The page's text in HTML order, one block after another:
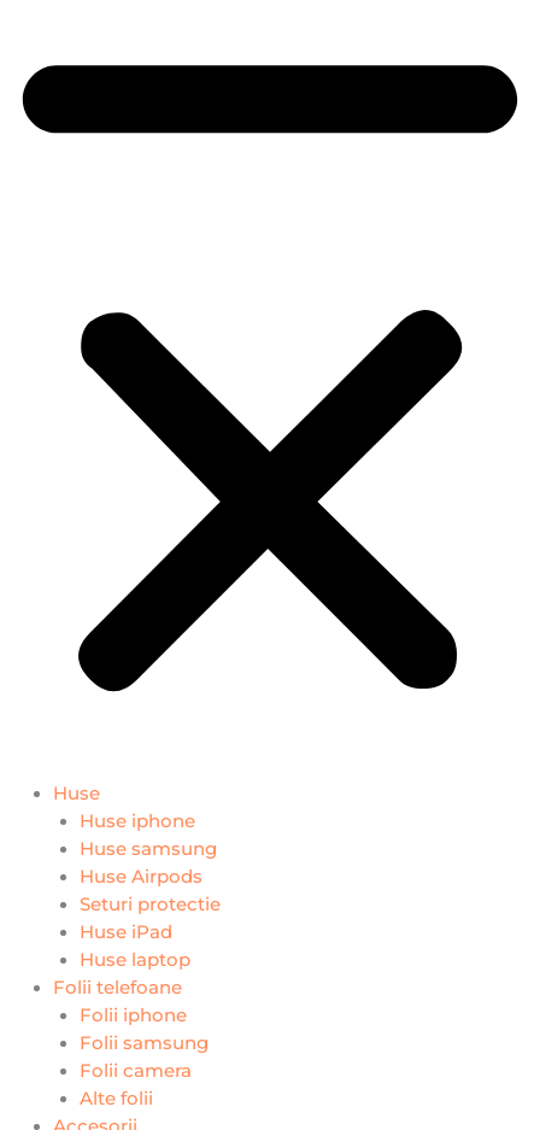
Huse
Huse iphone
Huse samsung
Huse Airpods
Seturi protectie
Huse iPad
Huse laptop
Folii telefoane
Folii iphone
Folii samsung
Folii camera
Alte folii